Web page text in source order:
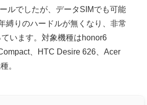
ルでしたが、データSIMでも可能
縛りのハードルが無くなり、非常
います。対象機種はhonor6
、HTC Desire 626、Acer
。